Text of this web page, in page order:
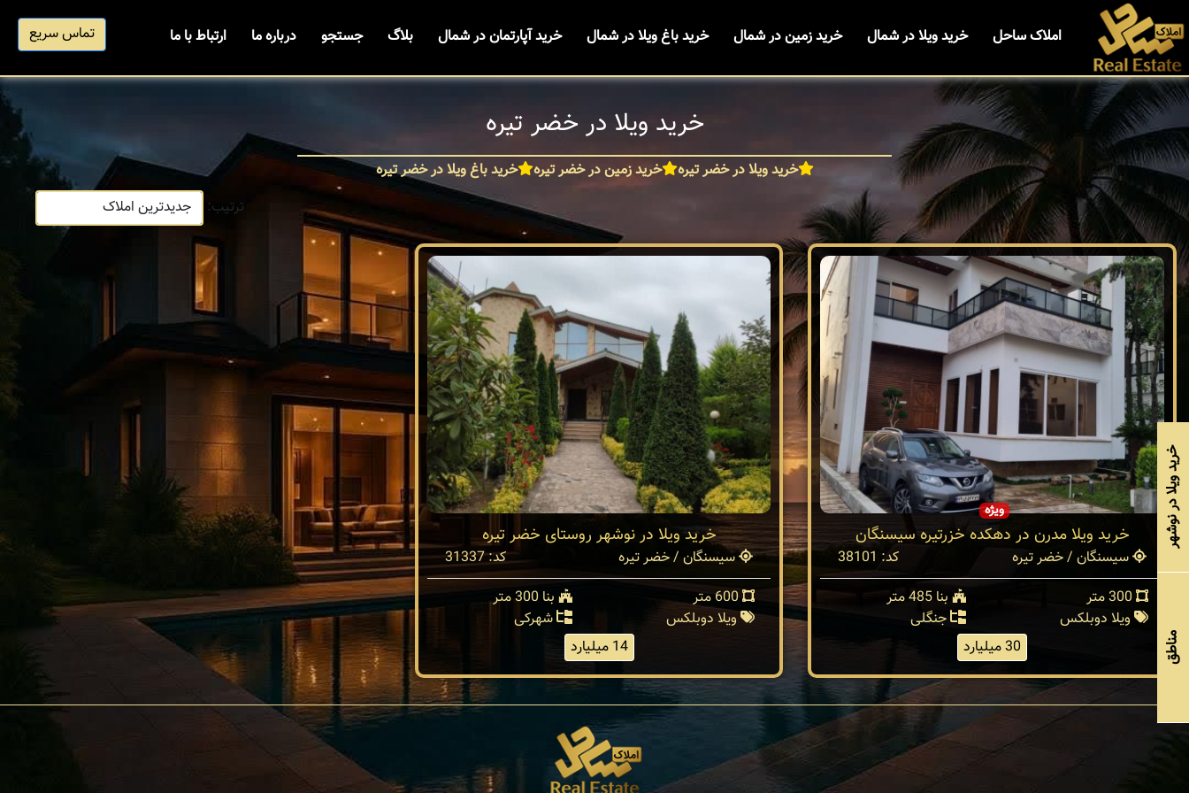
املاک ساحل خرید ویلا در شمال خرید زمین در شمال خرید باغ ویلا در شمال خرید آپارتمان در شمال بلاگ جستجو درباره ما ارتباط با ما تماس سریع
خرید ویلا در خضر تیره
خرید ویلا در خضر تیره خرید زمین در خضر تیره
خرید باغ ویلا در خضر تیره
ترتیب:
ویژه
خرید ویلا مدرن در دهکده خزرتیره سیسنگان
سیسنگان / خضر تیره
کد: 38101
بنا 485 متر
ویلا دوبلکس
جنگلی
30 میلیارد
خرید ویلا در نوشهر روستای خضر تیره
سیسنگان / خضر تیره
کد: 31337
600 متر
بنا 300 متر
ویلا دوبلکس
شهرکی
14 میلیارد
خرید ویلا در نوشهر
مناطق